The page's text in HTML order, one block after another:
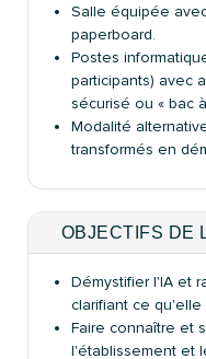
Salle équipée
paperboard.
Postes
participants) avec
sécurisé ou « bac
Modalité
transformés en
OBJECTIFS DE
Démystifier l'IA et
clarifiant ce
Faire connaître et
l'établissement et